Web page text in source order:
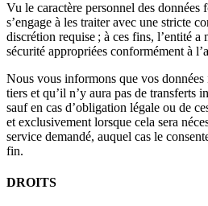
Vu le caractère personnel des
s’engage à les traiter avec une stricte
discrétion requise ; à ces fins, l’entité a
sécurité appropriées conformément à
Nous vous informons que vos données
tiers et qu’il n’y aura pas de transferts
sauf en cas d’obligation légale ou de
et exclusivement lorsque cela sera
service demandé, auquel cas le
fin.
DROITS